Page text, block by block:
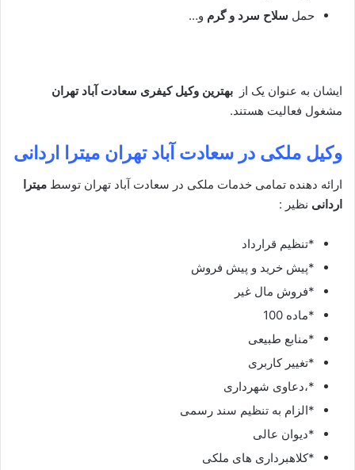
حمل سلاح سرد و گرم و…
ایشان به عنوان یک از بهترین وکیل کیفری سعادت آباد تهران
مشغول فعالیت هستند.
وکیل ملکی در سعادت آباد تهران میترا اردانی
ارائه دهنده تمامی خدمات ملکی در سعادت آباد تهران توسط میترا
اردانی نظیر :
*تنظیم قرارداد
*پیش خرید و پیش فروش
*فروش مال غیر
*ماده 100
*منابع طبیعی
*تغییر کاربری
*،دعاوی شهرداری
*الزام به تنظیم سند رسمی
*دیوان عالی
*کلاهبرداری های ملکی